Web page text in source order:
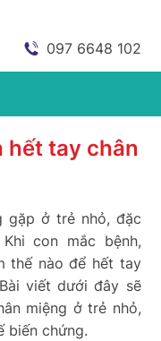
097 6648 102
hết tay chân
gặp ở trẻ nhỏ, đặc
con mắc bệnh,
thế nào để hết tay
viết dưới đây sẽ
miệng ở trẻ nhỏ,
biến chứng.